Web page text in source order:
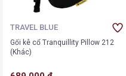
TRAVEL BLUE
Gối kê cổ Tranquillity Pillow 212
(Khác)